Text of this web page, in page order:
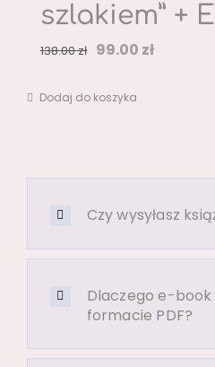
szlakiem” +
138.00zł Pierwotna
wynosiła:
99.00 złAktualna
Dodaj do koszyka
Czy wysyłasz
Dlaczego e-
formacie PDF?